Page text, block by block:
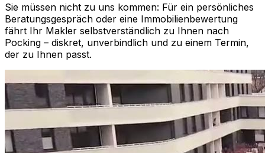
Sie müssen nicht zu uns kommen: Für ein persönliches
Beratungsgespräch oder eine Immobilienbewertung
fährt Ihr Makler selbstverständlich zu Ihnen nach
Pocking – diskret, unverbindlich und zu einem Termin,
der zu Ihnen passt.